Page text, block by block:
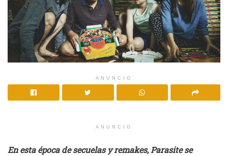
ANUNCIO
ANUNCIO
En esta época de secuelas y remakes, Parasite se